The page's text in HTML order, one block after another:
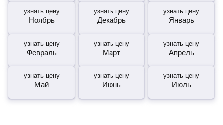
узнать цену
Ноябрь
узнать цену
Декабрь
узнать цену
Январь
узнать цену
Февраль
узнать цену
Март
узнать цену
Апрель
узнать цену
Май
узнать цену
Июнь
узнать цену
Июль